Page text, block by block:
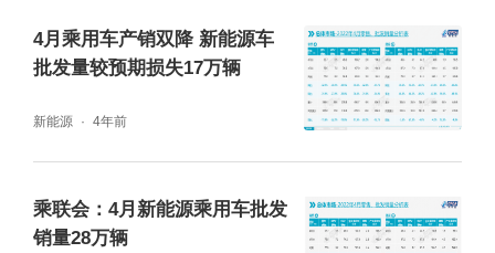
4月乘用车产销双降 新能源车
批发量较预期损失17万辆
新能源 4年前
乘联会：4月新能源乘用车批发
销量28万辆